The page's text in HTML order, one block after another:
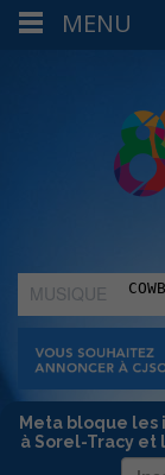
MUSIQUE
:
Meta bloque les
à Sorel-Tracy
MENU